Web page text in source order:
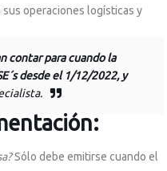
operaciones logísticas y
contar para cuando la
desde el 1/12/2022, y
Sólo debe emitirse cuando el